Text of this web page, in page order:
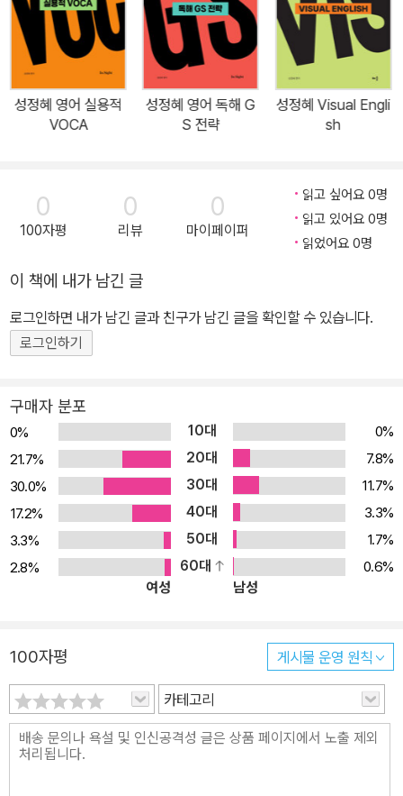
무리 정확하게 해석할 수 있어도, 시간이 오래 걸린다면 실전에서 무
용지물입니다. 구문 엑스는 속독 익힘 훈련을 통해 빠르고 정확한 해
석 습관을 몸에 익히는 데 집중합니다. 눈으로 읽는 순간 구조가 보이
고, 머릿속에서는 해석이 자동으로 정리되는 속독 리듬을 만드는 것.
이것이 구문 엑스가 수험생에게 실전형 교재인 이유입니다. 4. 학습
어휘까지 담아, 구문 이해와 단어 정리를 한 번에 끝낼 수 있습니다.
연습 문장을 학습한 후에는 공식을 제대로 학습했는지 한 번 더 확인
할 수 있는 Check up 문제를 통해 실력을 더욱 공고히 할 수 있습니
성정혜 영어 실용적
VOCA
성정혜 영어 독해 G
S 전략
성정혜 Visual Engli
sh
0
100자평
0
리뷰
0
마이페이퍼
읽고 싶어요 0명
읽고 있어요 0명
읽었어요 0명
이 책에 내가 남긴 글
로그인하면 내가 남긴 글과 친구가 남긴 글을 확인할 수 있습니다.
로그인하기
구매자 분포
0% 10대
0%
21.7%
20대
7.8%
30.0%
30대
11.7%
17.2%
40대
3.3%
3.3%
50대
1.7%
2.8%
60대
0.6%
여성
남성
100자평 게시물 운영 원칙
카테고리